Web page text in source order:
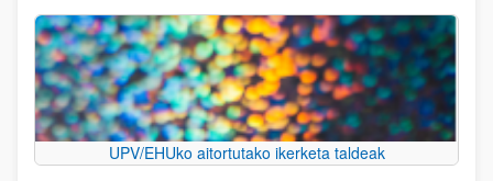
UPV/EHUko aitortutako ikerketa taldeak